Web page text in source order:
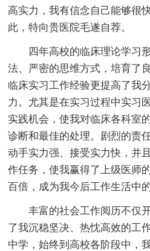
高实力，我有信念自己能够很
此，特向贵医院毛遂自荐。
四年高校的临床理论学习形
法、严密的思维方式，培育了
临床实习工作经验更提高了我
力。尤其是在实习过程中实习
实践机会，使我对临床各科室
诊断和最佳的处理。剧烈的责
动手实力强、接受实力快，并
作任务，使我赢得了上级医师
百倍，成为我今后工作生活中的
丰富的社会工作阅历不仅开
了我沉稳坚决、热忱高效的工
中学，始终到高校各阶段中，